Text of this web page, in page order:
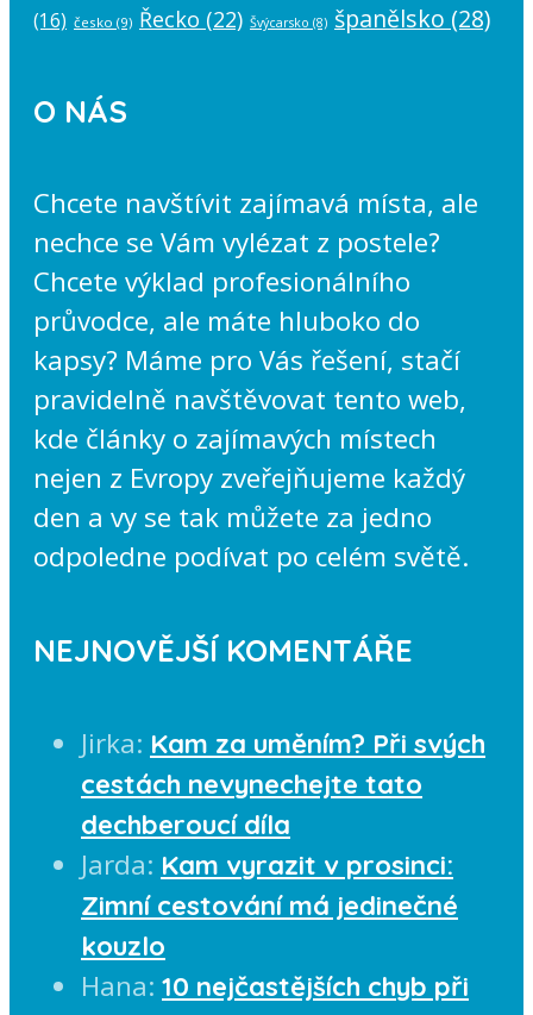
(16) česko (9) Řecko (22) Švýcarsko (8) španělsko (28)
O NÁS
Chcete navštívit zajímavá místa, ale
nechce se Vám vylézat z postele?
Chcete výklad profesionálního
průvodce, ale máte hluboko do
kapsy? Máme pro Vás řešení, stačí
pravidelně navštěvovat tento web,
kde články o zajímavých místech
nejen z Evropy zveřejňujeme každý
den a vy se tak můžete za jedno
odpoledne podívat po celém světě.
NEJNOVĚJŠÍ KOMENTÁŘE
Jirka: Kam za uměním? Při svých
cestách nevynechejte tato
dechberoucí díla
Jarda: Kam vyrazit v prosinci:
Zimní cestování má jedinečné
kouzlo
Hana: 10 nejčastějších chyb při